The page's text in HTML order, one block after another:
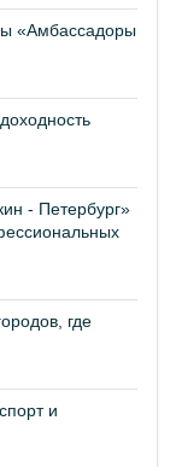
«Амбассадоры
- Петербург»
где
и